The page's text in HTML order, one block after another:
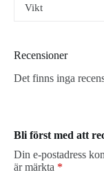
Vikt
Recensioner
Det finns inga
Bli först med att
Din e-postadress
är märkta *